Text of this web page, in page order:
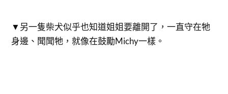
▼另一隻柴犬似乎也知道姐姐要離開了，一直守在牠
身邊、聞聞牠，就像在鼓勵Michy一樣。